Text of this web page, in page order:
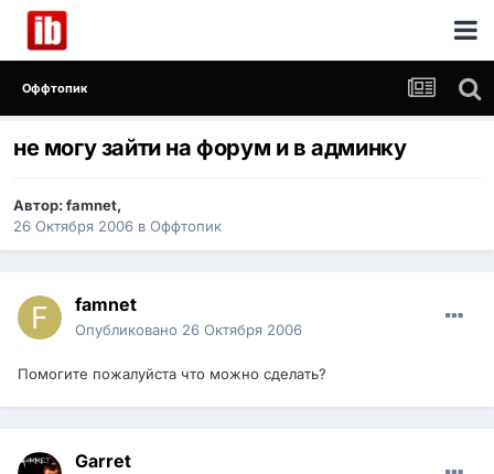
Оффтопик
не могу зайти на форум и в админку
Автор:famnet,
26 Октября 2006 в Оффтопик
famnet
Опубликовано 26 Октября 2006
Помогите пожалуйста что можно сделать?
Garret